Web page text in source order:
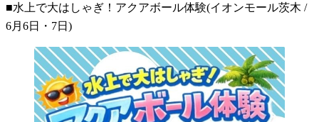
■水上で大はしゃぎ！アクアボール体験(イオンモール茨木 /
6月6日・7日)